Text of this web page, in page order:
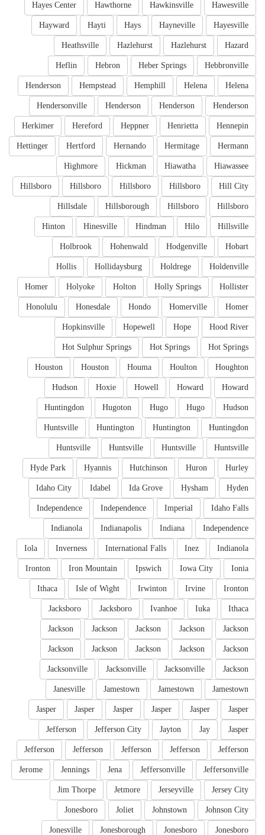
Hawesville
Hawkinsville
Hawthorne
Hayes Center
Hayesville
Hayneville
Hays
Hayti
Hayward
Hazard
Hazlehurst
Hazlehurst
Heathsville
Hebbronville
Heber Springs
Hebron
Heflin
Helena
Helena
Hemphill
Hempstead
Henderson
Henderson
Henderson
Henderson
Hendersonville
Hennepin
Henrietta
Heppner
Hereford
Herkimer
Hermann
Hermitage
Hernando
Hertford
Hettinger
Hiawassee
Hiawatha
Hickman
Highmore
Hill City
Hillsboro
Hillsboro
Hillsboro
Hillsboro
Hillsboro
Hillsboro
Hillsborough
Hillsdale
Hillsville
Hilo
Hindman
Hinesville
Hinton
Hobart
Hodgenville
Hohenwald
Holbrook
Holdenville
Holdrege
Hollidaysburg
Hollis
Hollister
Holly Springs
Holton
Holyoke
Homer
Homer
Homerville
Hondo
Honesdale
Honolulu
Hood River
Hope
Hopewell
Hopkinsville
Hot Springs
Hot Springs
Hot Sulphur Springs
Houghton
Houlton
Houma
Houston
Houston
Howard
Howard
Howell
Hoxie
Hudson
Hudson
Hugo
Hugo
Hugoton
Huntingdon
Huntingdon
Huntington
Huntington
Huntsville
Huntsville
Huntsville
Huntsville
Huntsville
Hurley
Huron
Hutchinson
Hyannis
Hyde Park
Hyden
Hysham
Ida Grove
Idabel
Idaho City
Idaho Falls
Imperial
Independence
Independence
Independence
Indiana
Indianapolis
Indianola
Indianola
Inez
International Falls
Inverness
Iola
Ionia
Iowa City
Ipswich
Iron Mountain
Ironton
Ironton
Irvine
Irwinton
Isle of Wight
Ithaca
Ithaca
Iuka
Ivanhoe
Jacksboro
Jacksboro
Jackson
Jackson
Jackson
Jackson
Jackson
Jackson
Jackson
Jackson
Jackson
Jackson
Jackson
Jacksonville
Jacksonville
Jacksonville
Jamestown
Jamestown
Jamestown
Janesville
Jasper
Jasper
Jasper
Jasper
Jasper
Jasper
Jasper
Jay
Jayton
Jefferson City
Jefferson
Jefferson
Jefferson
Jefferson
Jefferson
Jefferson
Jeffersonville
Jeffersonville
Jena
Jennings
Jerome
Jersey City
Jerseyville
Jetmore
Jim Thorpe
Johnson City
Johnstown
Joliet
Jonesboro
Jonesboro
Jonesboro
Jonesborough
Jonesville